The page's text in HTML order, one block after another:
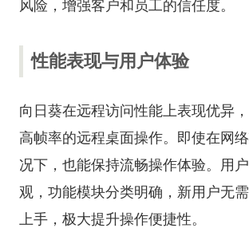
风险，增强客户和员工的信任度。
性能表现与用户体验
向日葵在远程访问性能上表现优异，
高帧率的远程桌面操作。即使在网
况下，也能保持流畅操作体验。用
观，功能模块分类明确，新用户无
上手，极大提升操作便捷性。